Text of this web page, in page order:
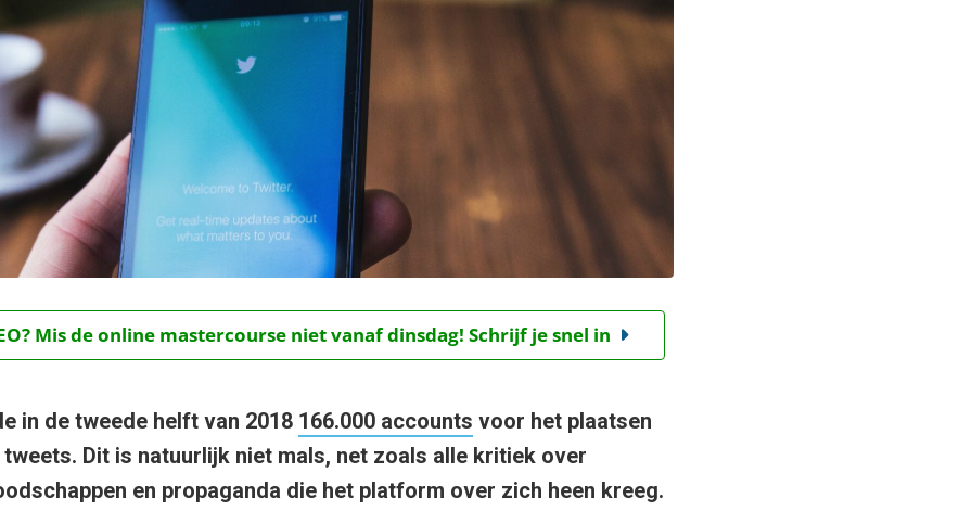
Mis de online mastercourse niet vanaf dinsdag! Schrijf je snel in
in de tweede helft van 2018 166.000 accounts voor het plaatsen
Dit is natuurlijk niet mals, net zoals alle kritiek over
en propaganda die het platform over zich heen kreeg.